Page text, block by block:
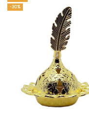
-30%